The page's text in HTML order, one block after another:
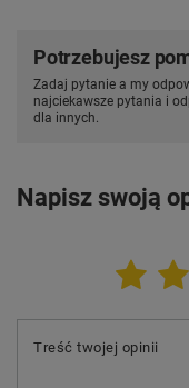
Potrzebujesz
Zadaj pytanie a my
najciekawsze pytania i
dla innych.
Napisz swoją
Treść twojej opinii